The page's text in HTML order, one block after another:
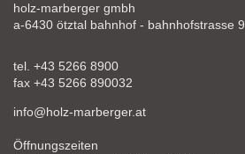
holz-marberger gmbh
a-6430 ötztal bahnhof - bahnhofstrasse 9
tel. +43 5266 8900
fax +43 5266 890032
info@holz-marberger.at
Öffnungszeiten